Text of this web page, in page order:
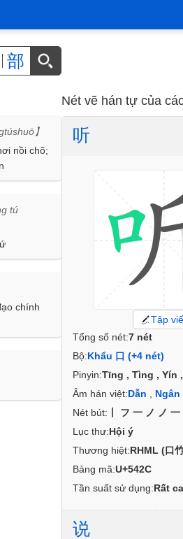
部
】
nồi chõ;
tú
chính
Nét vẽ hán tự của
听
Tập
Tổng số nét:7 nét
Bộ:Khẩu 口 (+4 nét)
Pinyin:Tīng , Tìng , Yín
Âm hán việt:Dẫn Ngân
Nét bút: 丨フ一ノノ一
Lục thư:Hội ý
Thương hiệt:RHML (口
Bảng mã:U+542C
Tần suất sử dụng:Rất
说